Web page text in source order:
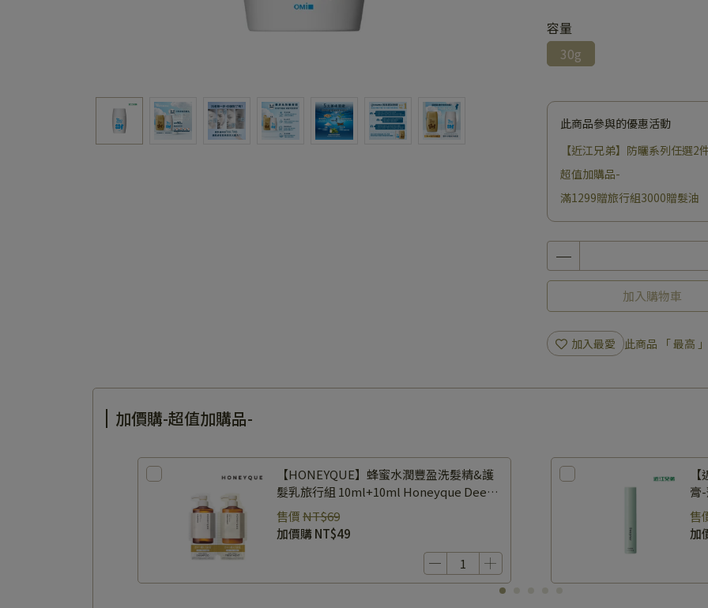
容量
30g
此商品參與的優惠活動
【近江兄弟】防曬系列任選2
超值加購品-
滿1299贈旅行組3000贈髮油
加入購物車
加入最愛 此商品 「 最高
加價購-超值加購品-
【HONEYQUE】蜂蜜水潤豐盈洗髮精&護
髮乳旅行組 10ml+10ml Honeyque Deep
Repair 1 Day Trial
售價NT$69
加價購NT$49
膏
售
加